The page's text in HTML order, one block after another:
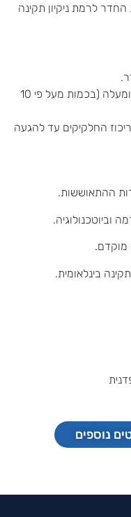
לרמת ניקיון תקינה
מוזרם עשן וחלקיקים בגודל 0.3 מיקרון ומעלה (בכמות מעל פי 10
החלקיקים עד להגעה
ההתאוששות.
וביוטכנולוגיה.
מוקדם.
בינלאומית.
נוספים